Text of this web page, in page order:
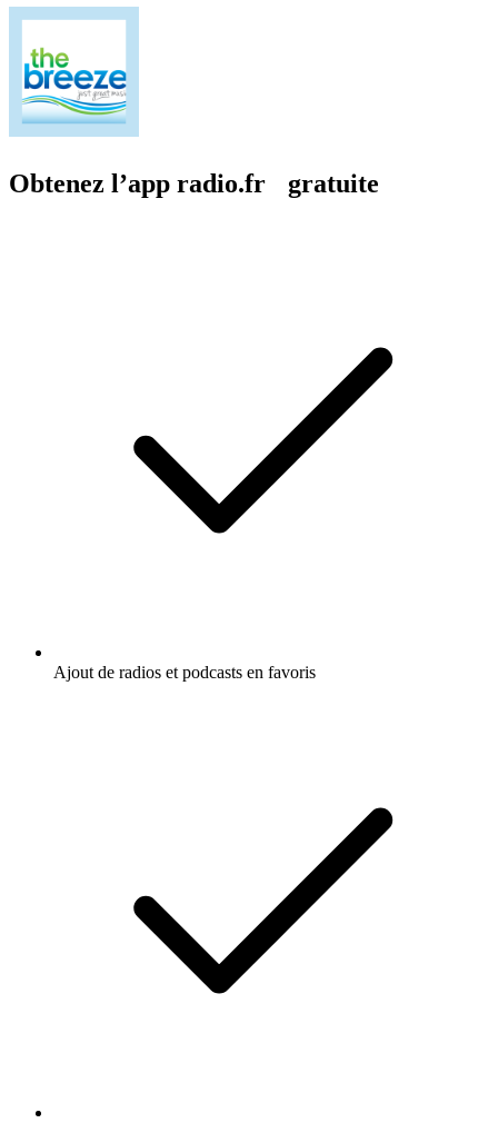
Obtenez l’app radio.fr gratuite
Ajout de radios et podcasts en favoris